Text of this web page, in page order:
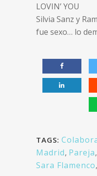
LOVIN’ YOU
Silvia Sanz y
fue sexo… lo
TAGS:
Madrid, Pareja,
Sara Flamenco,